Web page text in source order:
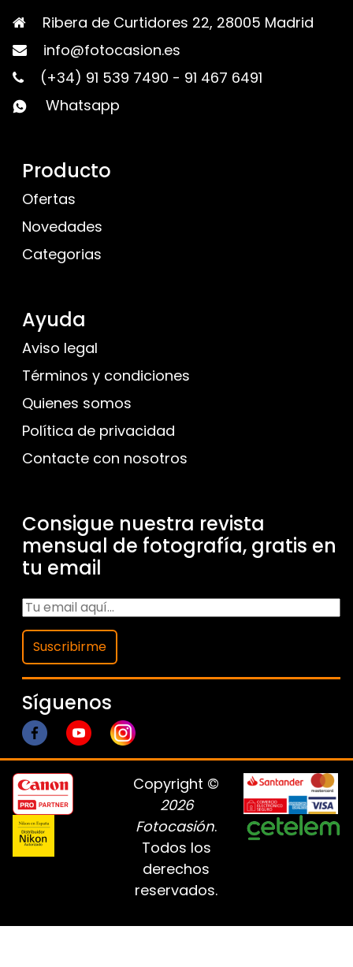
Ribera de Curtidores 22, 28005 Madrid
info@fotocasion.es
(+34) 91 539 7490 - 91 467 6491
Whatsapp
Producto
Ofertas
Novedades
Categorias
Ayuda
Aviso legal
Términos y condiciones
Quienes somos
Política de privacidad
Contacte con nosotros
Consigue nuestra revista
mensual de fotografía, gratis en
tu email
Suscribirme
Síguenos
Copyright ©
2026
Fotocasión.
Todos los
derechos
reservados.